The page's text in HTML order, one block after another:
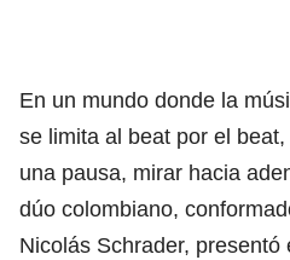
En un mundo donde la
se limita al beat por el beat,
una pausa, mirar hacia
dúo colombiano,
Nicolás Schrader,